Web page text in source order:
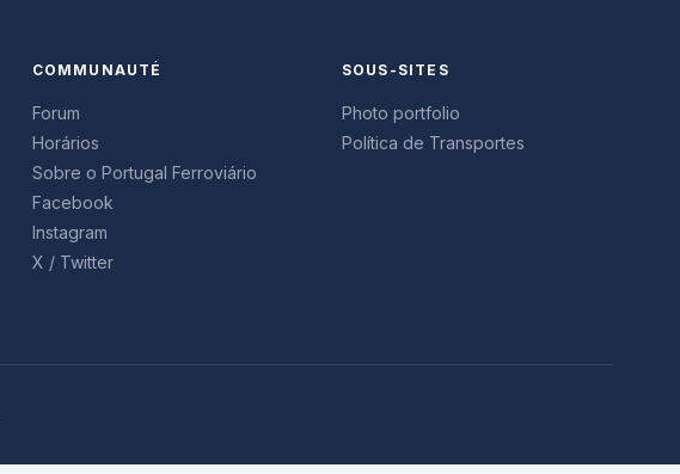
COMMUNAUTÉ
Forum
Horários
Sobre o Portugal Ferroviário
Facebook
Instagram
X / Twitter
SOUS-SITES
Photo portfolio
Política de Transportes